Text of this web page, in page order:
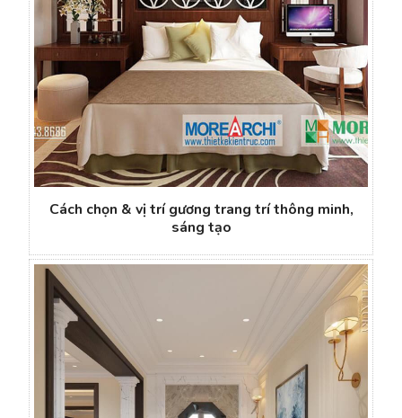
Cách chọn & vị trí gương trang trí thông minh,
sáng tạo